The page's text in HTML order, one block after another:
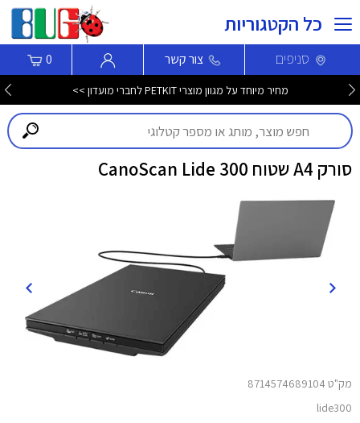
כל הקטגוריות
סניפים צור קשר 0
מחיר מיוחד על מגוון מוצרי PETKIT לחברי מועדון >>
סורק A4 שטוח CanoScan Lide 300
מק"ט 8714574689104
lide300